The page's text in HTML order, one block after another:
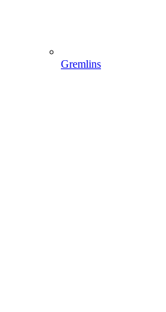
Gremlins